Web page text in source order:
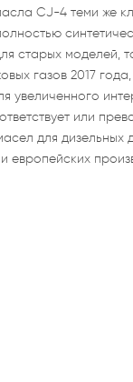
CJ-4 теми же
старых моделей,
газов 2017
увеличенного
или
для дизельных
европейских